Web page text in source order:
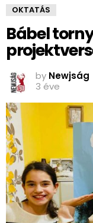
OKTATÁS
Bábel
by Newjság
3 éve